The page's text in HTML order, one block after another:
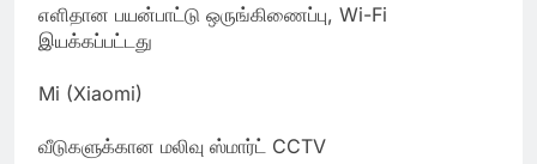
எளிதான பயன்பாட்டு ஒருங்கிணைப்பு, Wi-Fi
இயக்கப்பட்டது
Mi (Xiaomi)
வீடுகளுக்கான மலிவு ஸ்மார்ட் CCTV